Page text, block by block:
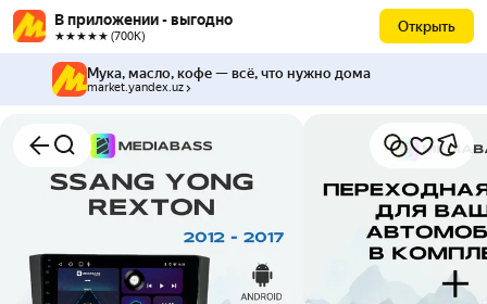
В приложении - выгодно
★★★★★ (700К)
Открыть
Мука, масло, кофе — всё, что нужно дома
market.yandex.uz